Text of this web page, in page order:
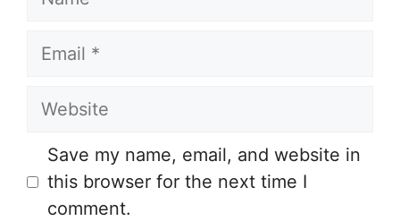
Email
Website
Save my name, email, and website in
this browser for the next time I
comment.